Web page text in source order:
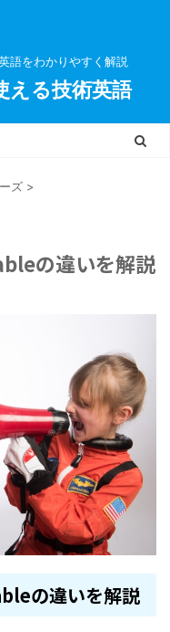
をわかりやすく解説
える技術英語
ズ >
の違いを解説
の違いを解説